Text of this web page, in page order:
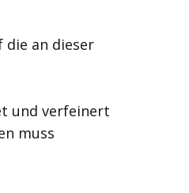
die an dieser
und verfeinert
muss